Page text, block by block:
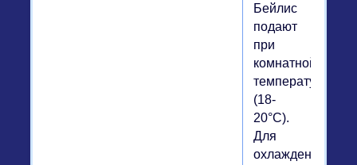
Бейлис
подают
при
комнатной
температуре
(18-
20°C).
Для
охлаждения